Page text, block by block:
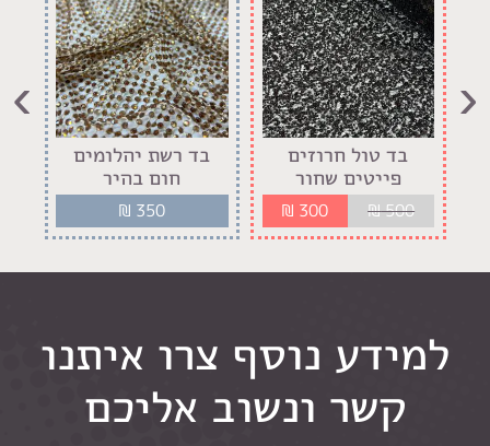
בד טול חרוזים
פייטים שחור
₪500
₪ 300
בד רשת יהלומים
חום בהיר
₪ 350
‹
›
למידע נוסף צרו איתנו
קשר ונשוב אליכם